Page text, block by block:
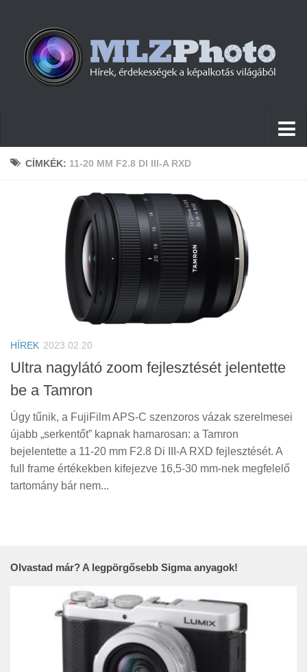
Hírek
Érdekességek
Helyszíni Riport
E-BB
CÍMKÉK: 11-20 MM F2.8 DI III-A RXD
HÍREK 2023.02.20
Ultra nagylátó zoom fejlesztését jelentette
be a Tamron
Úgy tűnik, a FujiFilm APS-C szenzoros vázak szerelmesei
újabb „serkentőt” kapnak hamarosan: a Tamron
bejelentette a 11-20 mm F2.8 Di III-A RXD fejlesztését. A
full frame értékekben kifejezve 16,5-30 mm-nek megfelelő
tartomány bár nem...
Olvastad már? A legpörgősebb Sigma anyagok!